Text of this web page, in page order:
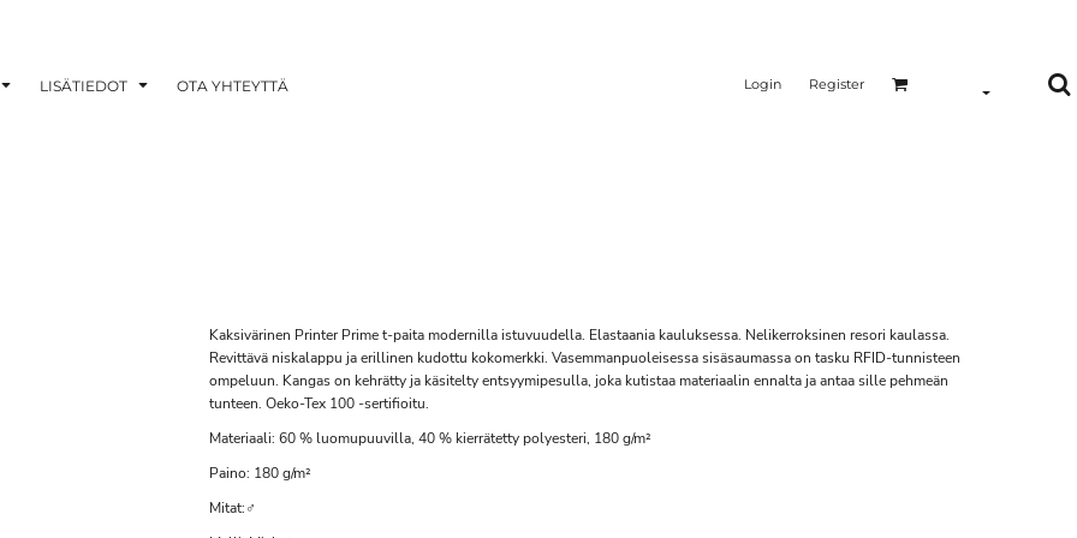
LISÄTIEDOT OTA YHTEYTTÄ Login Register
Kaksivärinen Printer Prime t-paita modernilla istuvuudella. Elastaania kauluksessa. Nelikerroksinen resori kaulassa.
Revittävä niskalappu ja erillinen kudottu kokomerkki. Vasemmanpuoleisessa sisäsaumassa on tasku RFID-tunnisteen
ompeluun. Kangas on kehrätty ja käsitelty entsyymipesulla, joka kutistaa materiaalin ennalta ja antaa sille pehmeän
tunteen. Oeko-Tex 100 -sertifioitu.
Materiaali: 60 % luomupuuvilla, 40 % kierrätetty polyesteri, 180 g/m²
Paino: 180 g/m²
Mitat:♂